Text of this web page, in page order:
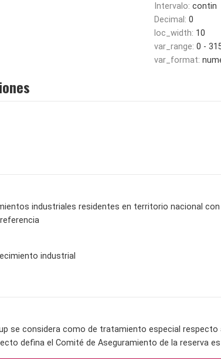
Intervalo: contin
Decimal: 0
loc_width: 10
var_range: 0 -
var_format:
industriales residentes en territorio nacional
industrial
se considera como de tratamiento especial
defina el Comité de Aseguramiento de la reserva